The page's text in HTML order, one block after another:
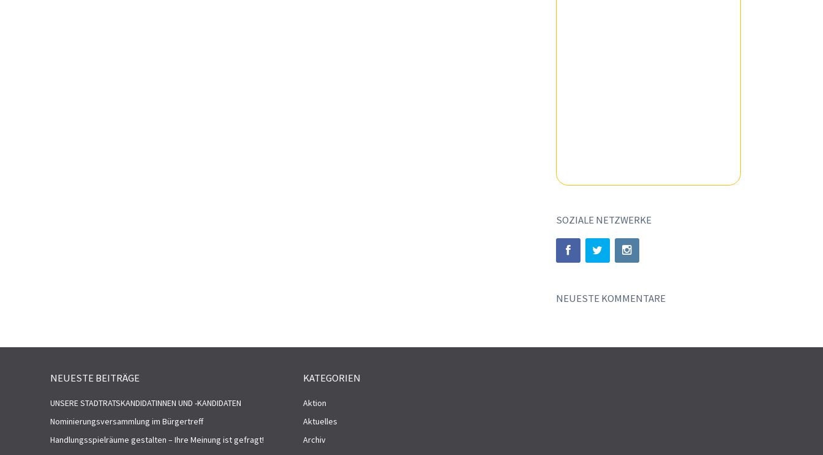
SOZIALE NETZWERKE
NEUESTE KOMMENTARE
NEUESTE BEITRÄGE
UNSERE STADTRATSKANDIDATINNEN UND -KANDIDATEN
Nominierungsversammlung im Bürgertreff
Handlungsspielräume gestalten – Ihre Meinung ist gefragt!
KATEGORIEN
Aktion
Aktuelles
Archiv